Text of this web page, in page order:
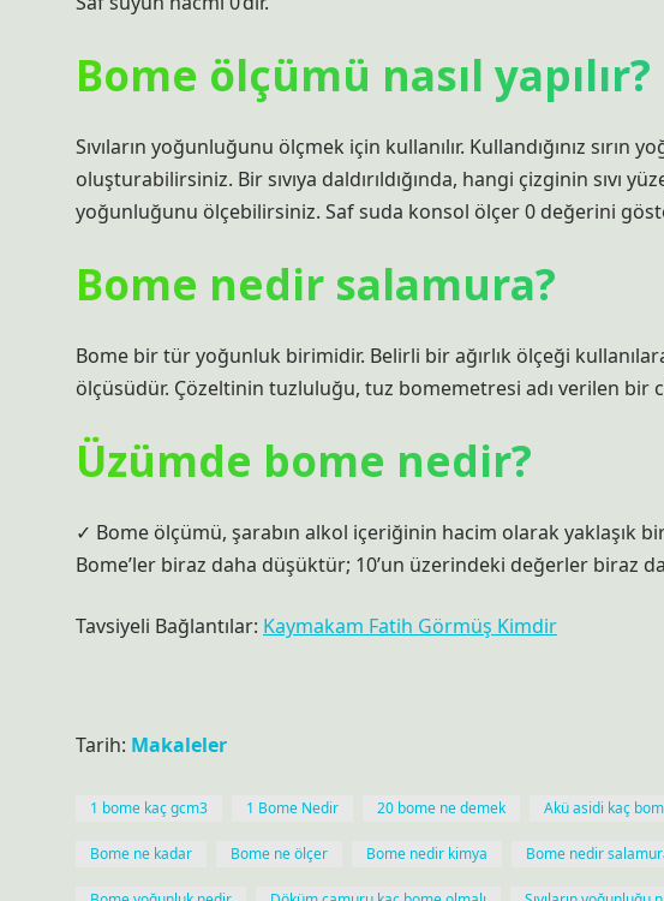
Bome ölçümü nasıl yapılır?
Sıvıların yoğunluğunu ölçmek için kullanılır. Kullandığınız sırın
oluşturabilirsiniz. Bir sıvıya daldırıldığında, hangi çizginin sıvı
yoğunluğunu ölçebilirsiniz. Saf suda konsol ölçer 0 değerini
Bome nedir salamura?
Bome bir tür yoğunluk birimidir. Belirli bir ağırlık ölçeği
ölçüsüdür. Çözeltinin tuzluluğu, tuz bomemetresi adı verilen bir
Üzümde bome nedir?
✓ Bome ölçümü, şarabın alkol içeriğinin hacim olarak yaklaşık
Bome’ler biraz daha düşüktür; 10’un üzerindeki değerler biraz
Tavsiyeli Bağlantılar: Kaymakam Fatih Görmüş Kimdir
Tarih: Makaleler
1 bome kaç gcm3 1 Bome Nedir 20 bome ne demek Akü asidi kaç
Bome ne kadar Bome ne ölçer Bome nedir kimya Bome nedir